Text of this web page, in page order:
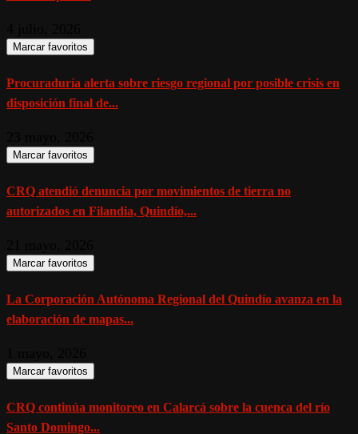
Marcar favoritos
Procuraduría alerta sobre riesgo regional por posible crisis en
disposición final de...
Marcar favoritos
CRQ atendió denuncia por movimientos de tierra no
autorizados en Filandia, Quindío,...
Marcar favoritos
La Corporación Autónoma Regional del Quindío avanza en la
elaboración de mapas...
Marcar favoritos
CRQ continúa monitoreo en Calarcá sobre la cuenca del río
Santo Domingo...